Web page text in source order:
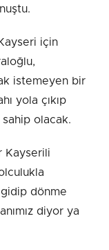
için
istemeyen bir
yola çıkıp
olacak.
Kayserili
dönme
diyor ya